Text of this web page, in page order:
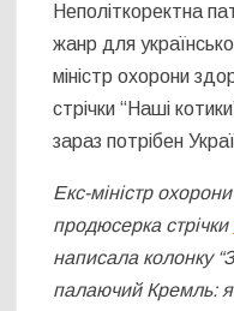
Неполіткоректна
жанр для
міністр охорони
стрічки “Наші
зараз потрібен
Екс-міністр
продюсерка стрічки
написала колонку
палаючий Кремль: